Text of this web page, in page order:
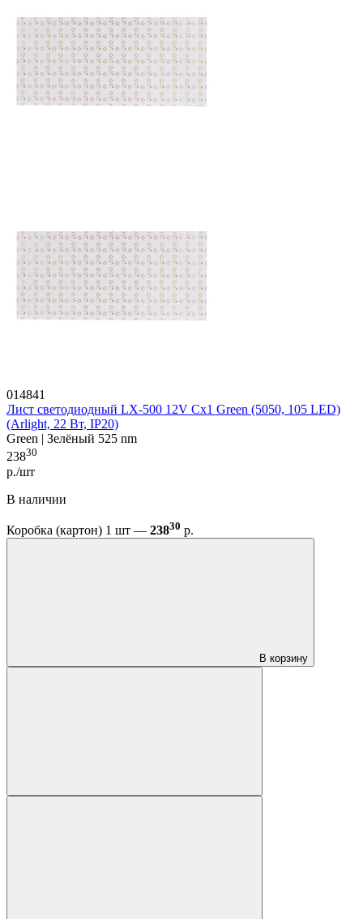
014841
Лист светодиодный LX-500 12V Cx1 Green (5050, 105 LED)
(Arlight, 22 Вт, IP20)
Green | Зелёный 525 nm
23830
р./шт
В наличии
Коробка (картон) 1 шт — 23830 р.
В корзину